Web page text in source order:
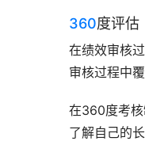
360度评估
在绩效审核
审核过程中
在360度考
了解自己的长